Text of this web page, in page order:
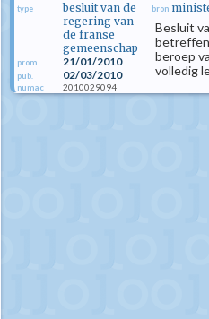
type
besluit van de
regering van
de franse
gemeenschap
prom. 21/01/2010
pub. 02/03/2010
numac 2010029094
bron
Besluit
beroep
volledig